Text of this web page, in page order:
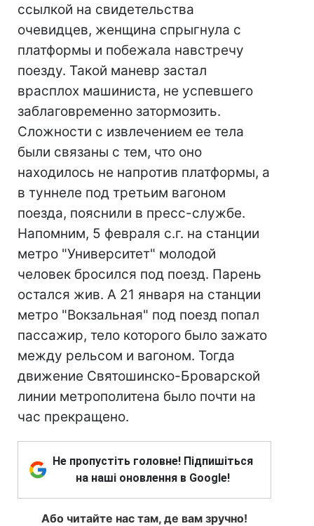
ссылкой на свидетельства
очевидцев, женщина спрыгнула с
платформы и побежала навстречу
поезду. Такой маневр застал
врасплох машиниста, не успевшего
заблаговременно затормозить.
Сложности с извлечением ее тела
были связаны с тем, что оно
находилось не напротив платформы, а
в туннеле под третьим вагоном
поезда, пояснили в пресс-службе.
Напомним, 5 февраля с.г. на станции
метро "Университет" молодой
человек бросился под поезд. Парень
остался жив. А 21 января на станции
метро "Вокзальная" под поезд попал
пассажир, тело которого было зажато
между рельсом и вагоном. Тогда
движение Святошинско-Броварской
линии метрополитена было почти на
час прекращено.
Не пропустіть головне! Підпишіться
на наші оновлення в Google!
Або читайте нас там, де вам зручно!